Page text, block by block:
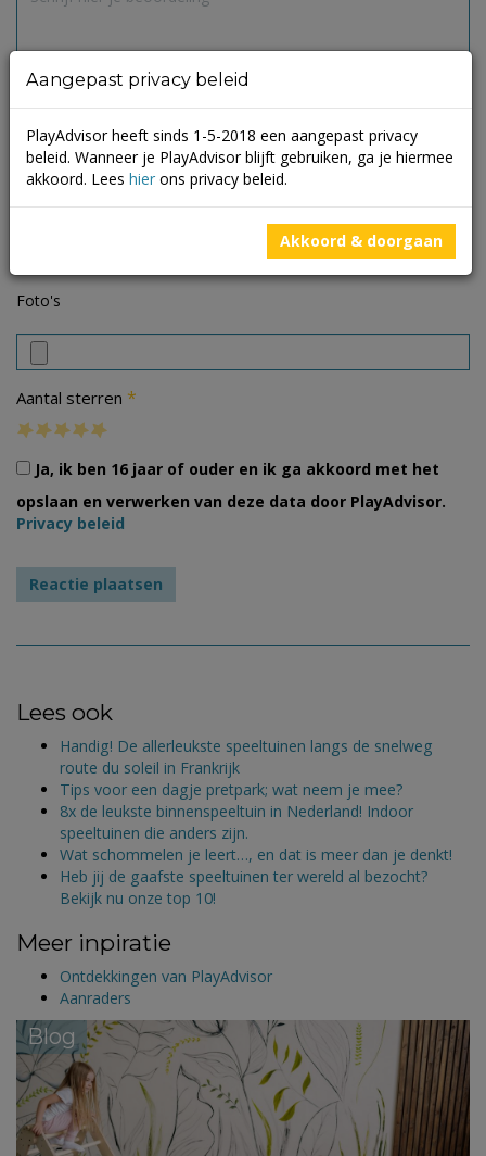
Foto's
Aantal sterren *
Ja, ik ben 16 jaar of ouder en ik ga akkoord met het
opslaan en verwerken van deze data door PlayAdvisor.
Privacy beleid
Lees ook
Handig! De allerleukste speeltuinen langs de snelweg
route du soleil in Frankrijk
Tips voor een dagje pretpark; wat neem je mee?
8x de leukste binnenspeeltuin in Nederland! Indoor
speeltuinen die anders zijn.
Wat schommelen je leert…, en dat is meer dan je denkt!
Heb jij de gaafste speeltuinen ter wereld al bezocht?
Bekijk nu onze top 10!
Meer inpiratie
Ontdekkingen van PlayAdvisor
Aanraders
Blog
Aangepast privacy beleid
PlayAdvisor heeft sinds 1-5-2018 een aangepast privacy
beleid. Wanneer je PlayAdvisor blijft gebruiken, ga je hiermee
akkoord. Lees hier ons privacy beleid.
Akkoord & doorgaan